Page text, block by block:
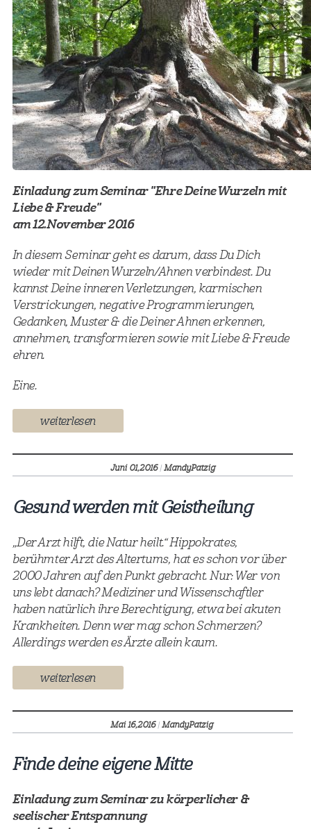
Einladung zum Seminar "Ehre Deine Wurzeln mit
Liebe & Freude"
am 12.November 2016
In diesem Seminar geht es darum, dass Du Dich
wieder mit Deinen Wurzeln/Ahnen verbindest. Du
kannst Deine inneren Verletzungen, karmischen
Verstrickungen, negative Programmierungen,
Gedanken, Muster & die Deiner Ahnen erkennen,
annehmen, transformieren sowie mit Liebe & Freude
ehren.
Eine.
weiterlesen
Juni 01,2016|MandyPatzig
Gesund werden mit Geistheilung
„Der Arzt hilft, die Natur heilt.“ Hippokrates,
berühmter Arzt des Altertums, hat es schon vor über
2000 Jahren auf den Punkt gebracht. Nur: Wer von
uns lebt danach? Mediziner und Wissenschaftler
haben natürlich ihre Berechtigung, etwa bei akuten
Krankheiten. Denn wer mag schon Schmerzen?
Allerdings werden es Ärzte allein kaum.
weiterlesen
Mai 16,2016|MandyPatzig
Finde deine eigene Mitte
Einladung zum Seminar zu körperlicher &
seelischer Entspannung